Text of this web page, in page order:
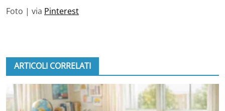
Foto | via Pinterest
ARTICOLI CORRELATI